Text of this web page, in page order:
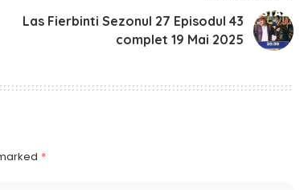
Las Fierbinti Sezonul 27 Episodul 43
complet 19 Mai 2025
*